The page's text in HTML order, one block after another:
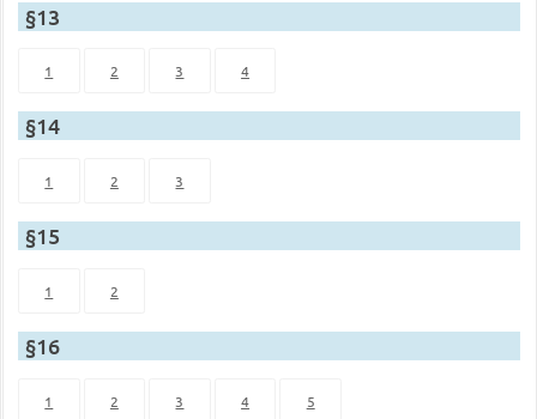
§13
1 2 3 4
§14
1 2 3
§15
1 2
§16
1 2 3 4 5